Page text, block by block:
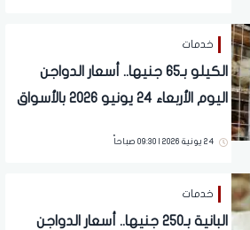
خدمات
الكيلو بـ65 جنيها.. أسعار الدواجن
اليوم الأربعاء 24 يونيو 2026 بالأسواق
24 يونية 2026 | 09:30 صباحاً
خدمات
البانية بـ250 جنيها.. أسعار الدواجن